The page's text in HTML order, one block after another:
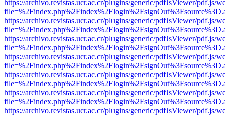
https://archivo.revistas.ucr.ac.cr/plugins/generic/pdfJsViewer/pdf.js/
https://archivo.revistas.ucr.ac.cr/plugins/generic/pdfJsViewer/pdf.js/
https://archivo.revistas.ucr.ac.cr/plugins/generic/pdfJsViewer/pdf.js/
https://archivo.revistas.ucr.ac.cr/plugins/generic/pdfJsViewer/pdf.js/
https://archivo.revistas.ucr.ac.cr/plugins/generic/pdfJsViewer/pdf.js/
https://archivo.revistas.ucr.ac.cr/plugins/generic/pdfJsViewer/pdf.js/
https://archivo.revistas.ucr.ac.cr/plugins/generic/pdfJsViewer/pdf.js/